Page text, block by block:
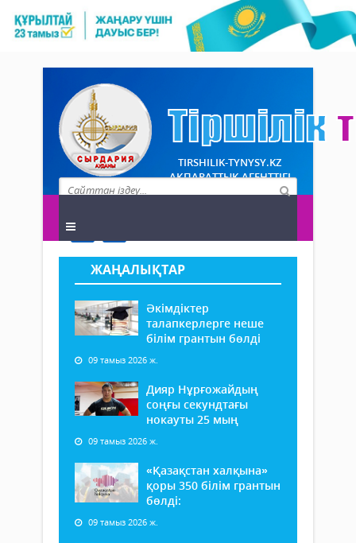
TIRSHILIK-TYNYSY.KZ
АҚПАРАТТЫҚ АГЕНТТІГІ
ЖАҢАЛЫҚТАР
Әкімдіктер
талапкерлерге неше
білім грантын бөлді
09 тамыз 2026 ж.
Дияр Нұрғожайдың
соңғы секундтағы
нокауты 25 мың
09 тамыз 2026 ж.
«Қазақстан халқына»
қоры 350 білім грантын
бөлді:
09 тамыз 2026 ж.